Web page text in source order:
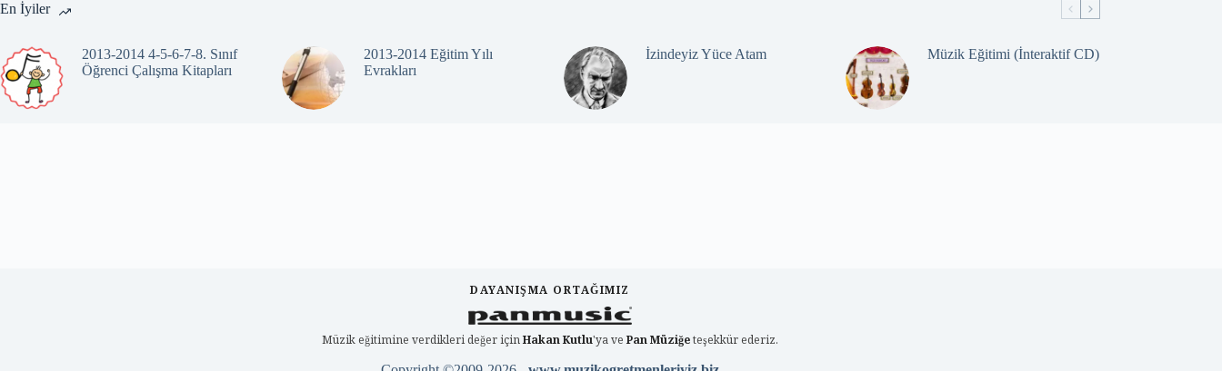
En İyiler
2013-2014 4-5-6-7-8. Sınıf
Öğrenci Çalışma Kitapları
2013-2014 Eğitim Yılı
Evrakları
İzindeyiz Yüce Atam Müzik Eğitimi (İnteraktif CD)
DAYANIŞMA ORTAĞIMIZ
Müzik eğitimine verdikleri değer içinHakan Kutlu'ya ve Pan Müziğeteşekkür ederiz.